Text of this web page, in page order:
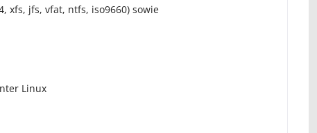
xfs, jfs, vfat, ntfs, iso9660) sowie
Linux